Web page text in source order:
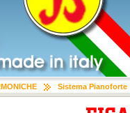
Sistema Pianoforte